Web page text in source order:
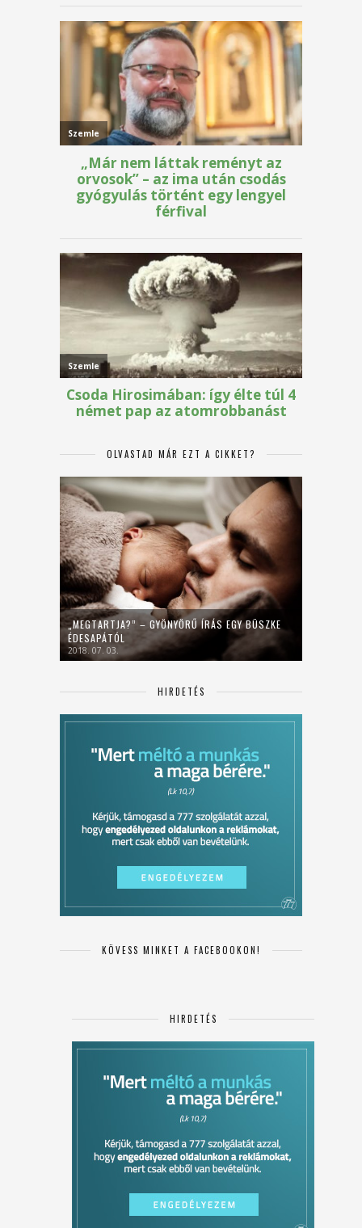
OLVASTAD MÁR EZT A CIKKET?
„MEGTARTJA?” – GYÖNYÖRŰ ÍRÁS EGY BÜSZKE
ÉDESAPÁTÓL
2018. 07. 03.
HIRDETÉS
KÖVESS MINKET A FACEBOOKON!
HIRDETÉS